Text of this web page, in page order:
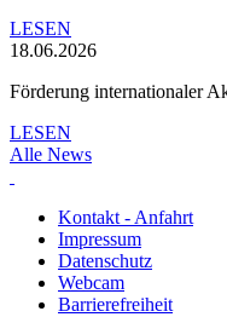
LESEN
18.06.2026
Förderung internationaler
LESEN
Alle News
Kontakt - Anfahrt
Impressum
Datenschutz
Webcam
Barrierefreiheit